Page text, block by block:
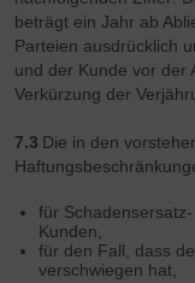
beträgt ein Jahr ab
Parteien ausdrücklich
und der Kunde vor der
Verkürzung der
7.3 Die in den
für
Kunden,
für den Fall, dass
verschwiegen hat,